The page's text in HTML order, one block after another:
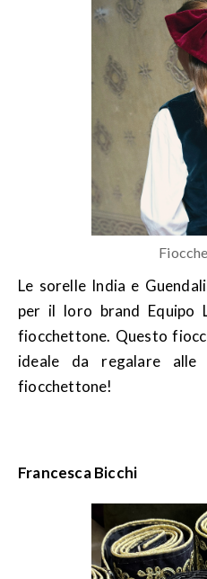
Le sorelle India e
per il loro brand Equipo
fiocchettone. Questo
ideale da regalare
fiocchettone!
Francesca Bicchi